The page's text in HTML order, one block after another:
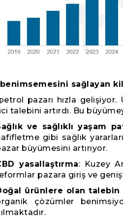
sağlayan
pazarı hızla gelişiyor.
talebini artırdı. Bu
ve sağlıklı yaşam
gibi sağlık
büyümesini artırıyor.
yasallaştırma: Kuzey
pazara giriş ve
ürünlere olan talebin
çözümler